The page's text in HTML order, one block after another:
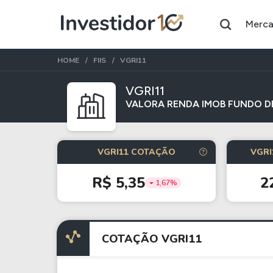
Assuntos do momento
Índice
Ibovespa
Commodity
Petróleo
Ações
Taesa
Itausa
Ambev
FIIs
XPML11
RECR11
HOME FIIS VGRI11
VGRI11
VALORA RENDA IMOB FUNDO
VGRI11 COTAÇÃO
R$ 5,35 1,67%
COTAÇÃO VGRI11